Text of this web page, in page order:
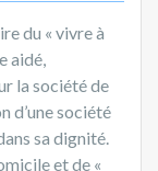
du « vivre à
aidé,
la société de
d’une société
sa dignité.
et de «